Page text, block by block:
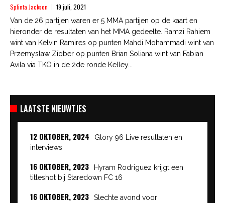
Splinta Jackson 19 juli, 2021
Van de 26 partijen waren er 5 MMA partijen op de kaart en
hieronder de resultaten van het MMA gedeelte. Ramzi Rahiem
wint van Kelvin Ramires op punten Mahdi Mohammadi wint van
Przemyslaw Ziober op punten Brian Soliana wint van Fabian
Avila via TKO in de 2de ronde Kelley...
LAATSTE NIEUWTJES
12 OKTOBER, 2024
Glory 96 Live resultaten en
interviews
16 OKTOBER, 2023
Hyram Rodriguez krijgt een
titleshot bij Staredown FC 16
16 OKTOBER, 2023
Slechte avond voor